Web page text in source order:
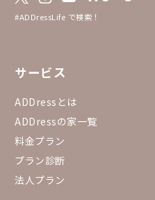
#ADDressLife で検索！
サービス
ADDressとは
ADDressの家一覧
料金プラン
プラン診断
法人プラン